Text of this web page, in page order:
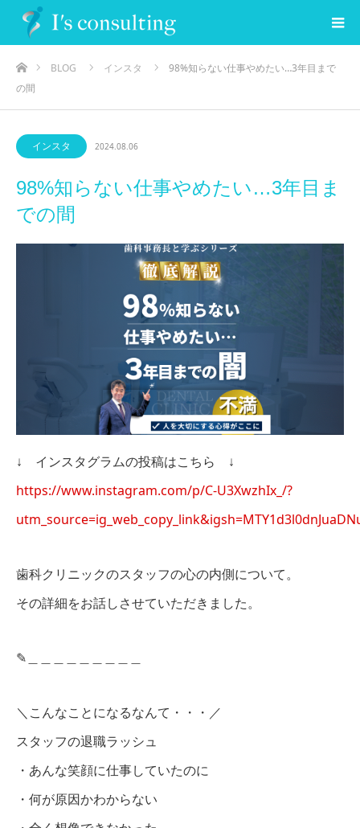
ホームBLOG インスタ
98%知らない仕事やめたい…3年目まで
の間
インスタ 2024.08.06
98%知らない仕事やめたい…3年目ま
での間
↓ インスタグラムの投稿はこちら ↓
https://www.instagram.com/p/C-U3XwzhIx_/?
歯科クリニックのスタッフの心の内側について。
その詳細をお話しさせていただきました。
✎︎＿＿＿＿＿＿＿＿＿
＼こんなことになるなんて・・・／
スタッフの退職ラッシュ
・あんな笑顔に仕事していたのに
・何が原因かわからない